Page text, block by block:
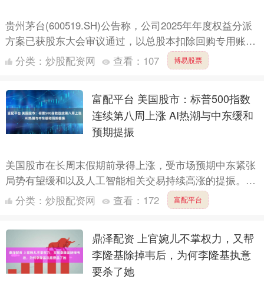
贵州茅台(600519.SH)公告称，公司2025年年度权益分派
方案已获股东大会审议通过，以总股本扣除回购专用账户
股份后的1,250,081,601股为基数，每....
分类： 炒股配资网 查看： 107 博易股票
富配平台 美国股市：标普500指数
连续第八周上涨 AI热潮与中东缓和
预期提振
美国股市在长周末假期前录得上涨，受市场预期中东紧张
局势有望缓和以及人工智能相关交易持续高涨的提振。
标普500指数收涨0.4%，连续第八周上涨，创2023年以
分类： 炒股配资网 查看： 172 富配平台
鼎泽配资 上官婉儿不掌权力，又帮
李隆基除掉韦后，为何李隆基执意
要杀了她